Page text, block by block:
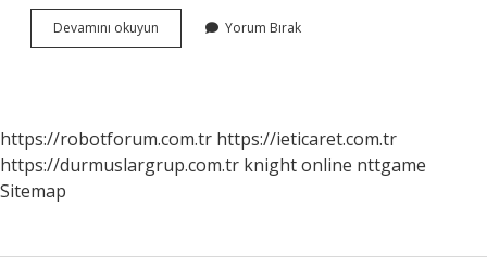
Devamını okuyun Kahverengi
Gıda
Yorum Bırak
https://robotforum.com.tr https://ieticaret.com.tr
https://durmuslargrup.com.tr knight online nttgame
Sitemap